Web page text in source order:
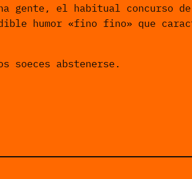
gente, el habitual concurso
humor «fino fino» que
soeces abstenerse.